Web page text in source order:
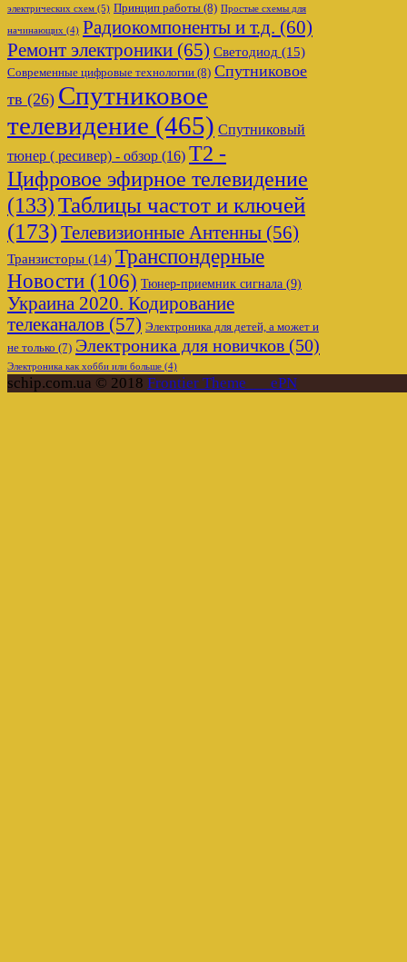
электрических схем (5) Принцип работы (8) Простые схемы для
начинающих (4) Радиокомпоненты и т.д. (60)
Ремонт электроники (65) Светодиод (15)
Современные цифровые технологии (8) Спутниковое
тв (26) Спутниковое
телевидение (465) Спутниковый
тюнер ( ресивер) - обзор (16) Т2 -
Цифровое эфирное телевидение
(133)Таблицы частот и ключей
(173)Телевизионные Антенны (56)
Транзисторы (14) Транспондерные
Новости (106) Тюнер-приемник сигнала (9)
Украина 2020. Кодирование
телеканалов (57) Электроника для детей, а может и
не только (7) Электроника для новичков (50)
Электроника как хобби или больше (4)
schip.com.ua © 2018 Frontier Theme___ePN